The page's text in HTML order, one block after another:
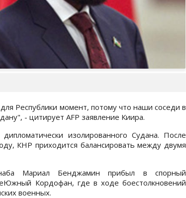
Республики момент, потому что наши соседи в
- цитирует AFP заявление Киира.
изолированного Судана. После
КНР приходится балансировать между двумя
Мариал Бенджамин прибыл в спорный
Кордофан, где в ходе боестолкновений
военных.